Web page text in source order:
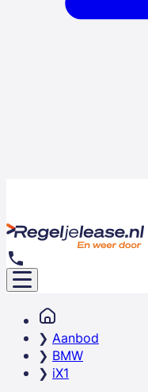
Aanbod
BMW
iX1